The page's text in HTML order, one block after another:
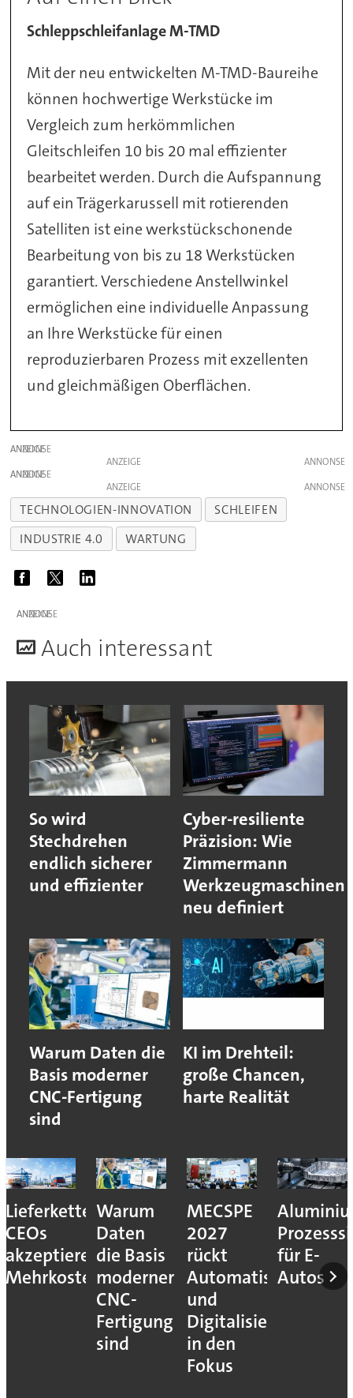
Schleppschleifanlage M-TMD
Mit der neu entwickelten M-TMD-Baureihe
können hochwertige Werkstücke im
Vergleich zum herkömmlichen
Gleitschleifen 10 bis 20 mal effizienter
bearbeitet werden. Durch die Aufspannung
auf ein Trägerkarussell mit rotierenden
Satelliten ist eine werkstückschonende
Bearbeitung von bis zu 18 Werkstücken
garantiert. Verschiedene Anstellwinkel
ermöglichen eine individuelle Anpassung
an Ihre Werkstücke für einen
reproduzierbaren Prozess mit exzellenten
und gleichmäßigen Oberflächen.
ANZEIGE
ANZEIGE
ANZEIGE
ANZEIGE
TECHNOLOGIEN-INNOVATION
SCHLEIFEN
INDUSTRIE 4.0
WARTUNG
ANZEIGE
Auch interessant
So wird
Stechdrehen
endlich sicherer
und effizienter
Cyber-resiliente
Präzision: Wie
Zimmermann
Werkzeugmaschinen
neu definiert
Warum Daten die
Basis moderner
CNC-Fertigung
sind
KI im Drehteil:
große Chancen,
harte Realität
Lieferkettenresilienz:
CEOs
akzeptieren
Mehrkosten
Warum
Daten
die Basis
moderner
CNC-
Fertigung
sind
MECSPE
2027
rückt
Automatisierung
und
Digitalisierung
in den
Fokus
für E-
Autos